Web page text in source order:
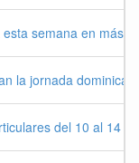
semana en más
la jornada dominical
del 10 al 14